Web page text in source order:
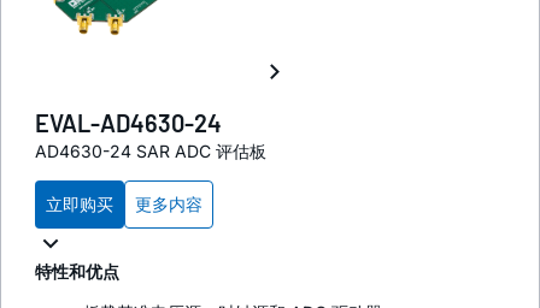
EVAL-AD4630-24
AD4630-24 SAR ADC 评估板
立即购买 更多内容
特性和优点